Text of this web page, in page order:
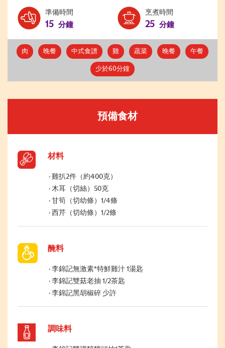
準備時間
15 分鐘
烹煮時間
25 分鐘
肉 晚餐 中式食譜 雞 蔬菜 晚餐 午餐
少於60分鐘
預備食材
材料
雞扒2件（約400克）
木耳（切絲）50克
甘筍（切幼條）1/4條
西芹（切幼條）1/2條
醃料
李錦記無激素*特鮮雞汁 1湯匙
李錦記雙菇老抽 1/2茶匙
李錦記黑胡椒碎 少許
調味料